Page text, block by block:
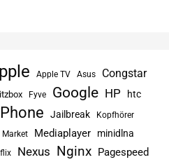
Apple TV Asus Congstar
Fyve Google HP htc
Jailbreak Kopfhörer
Market Mediaplayer minidlna
Nexus Nginx Pagespeed